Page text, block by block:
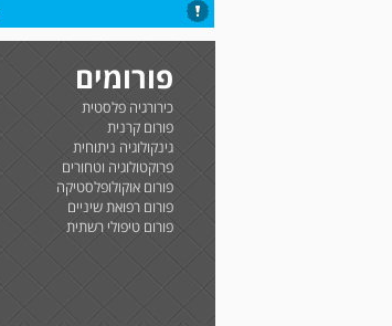
פורומים
כירורגיה פלסטית
פורום קרנית
גינקולוגיה ניתוחית
פרוקטולוגיה וטחורים
פורום אוקולופלסטיקה
פורום רפואת שיניים
פורום טיפולי רשתית